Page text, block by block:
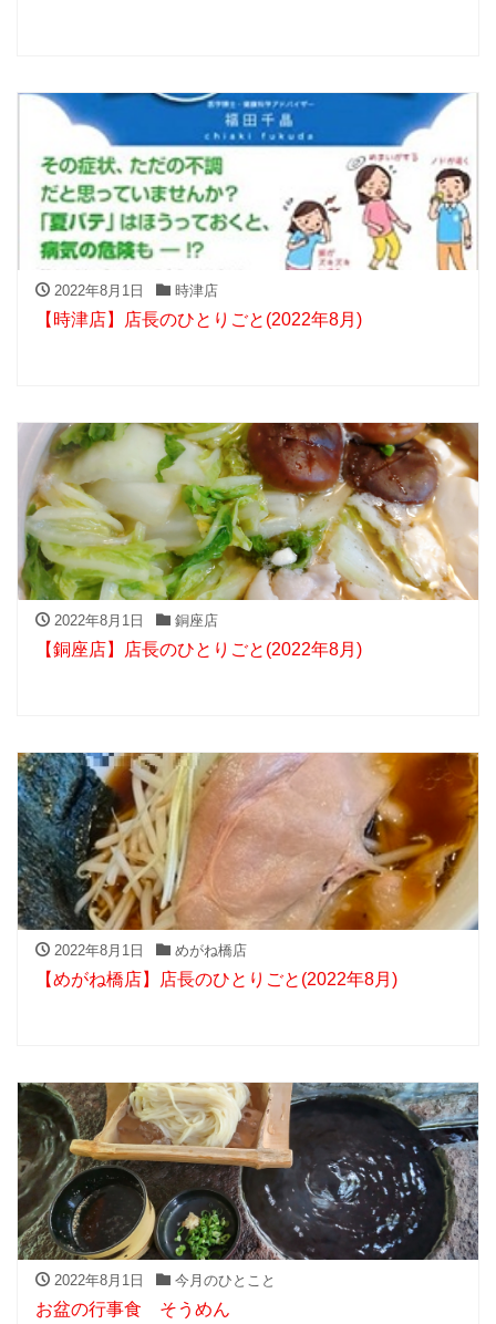
2022年8月1日 時津店
【時津店】店長のひとりごと(2022年8月)
2022年8月1日 銅座店
【銅座店】店長のひとりごと(2022年8月)
2022年8月1日 めがね橋店
【めがね橋店】店長のひとりごと(2022年8月)
2022年8月1日 今月のひとこと
お盆の行事食 そうめん